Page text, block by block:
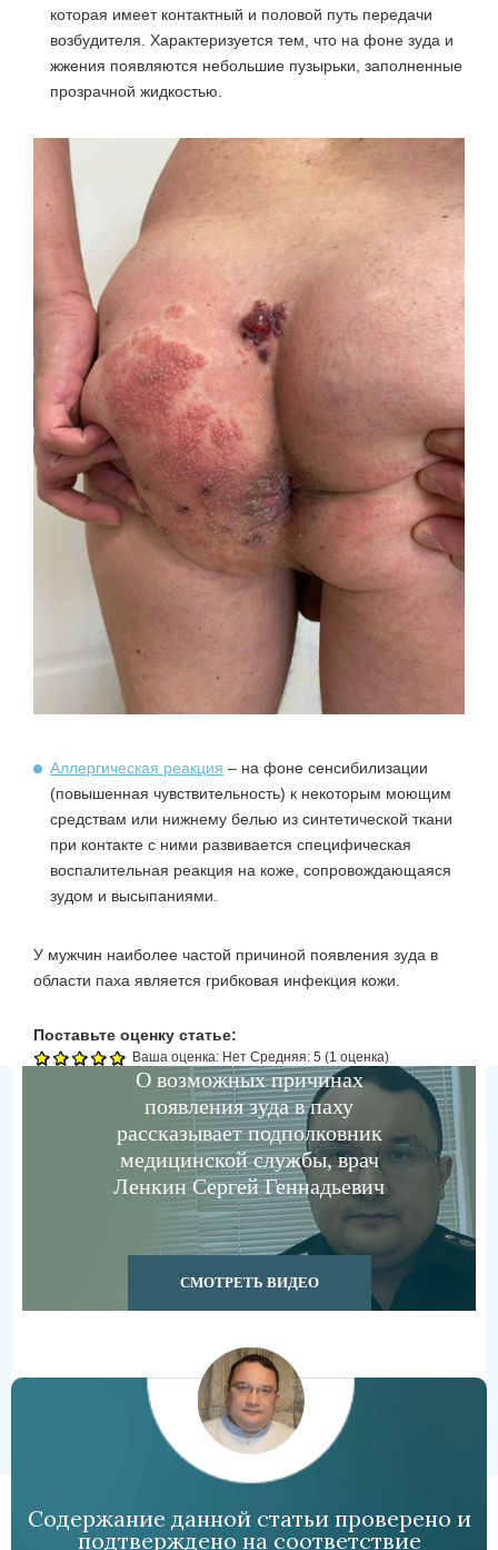
которая имеет контактный и половой путь передачи
возбудителя. Характеризуется тем, что на фоне зуда и
жжения появляются небольшие пузырьки, заполненные
прозрачной жидкостью.
Аллергическая реакция – на фоне сенсибилизации
(повышенная чувствительность) к некоторым моющим
средствам или нижнему белью из синтетической ткани
при контакте с ними развивается специфическая
воспалительная реакция на коже, сопровождающаяся
зудом и высыпаниями.
У мужчин наиболее частой причиной появления зуда в
области паха является грибковая инфекция кожи.
Поставьте оценку статье:
Ваша оценка: Нет Средняя: 5 (1 оценка)
О возможных причинах
появления зуда в паху
рассказывает подполковник
медицинской службы, врач
Ленкин Сергей Геннадьевич
СМОТРЕТЬ ВИДЕО
Содержание данной статьи проверено и
подтверждено на соответствие